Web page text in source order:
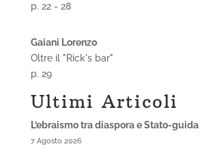
p. 22 - 28
Gaiani Lorenzo
Oltre il "Rick's bar"
p. 29
Ultimi Articoli
L’ebraismo tra diaspora e Stato-guida
7 Agosto 2026